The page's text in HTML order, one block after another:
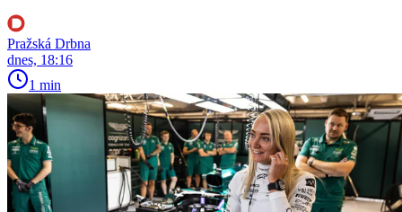
Pražská Drbna
dnes, 18:16
1 min